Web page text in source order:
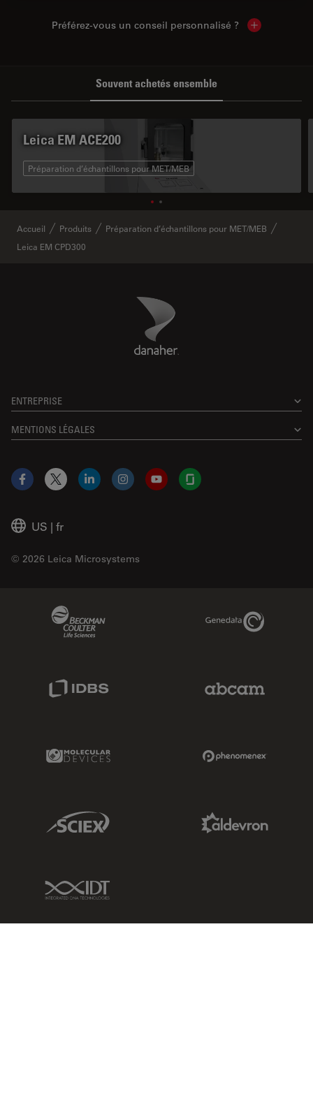
Préférez-vous un conseil personnalisé ? Show local
Souvent achetés ensemble
Leica EM ACE200
Préparation d’échantillons pour MET/MEB
Accueil Produits
Préparation d’échantillons pour MET/MEB
Leica EM CPD300
Danaher Logo
ENTREPRISE
MENTIONS LÉGALES
US | fr
© 2026 Leica Microsystems
Facebook
X LinkedInInstagramYouTubeGlassdoor
Genedata Link
Molecular Devices Link
Sciex Link
IDT Link